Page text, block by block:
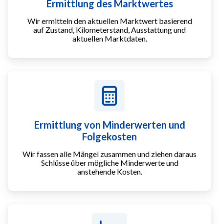
Ermittlung des Marktwertes
Wir ermitteln den aktuellen Marktwert basierend
auf Zustand, Kilometerstand, Ausstattung und
aktuellen Marktdaten.
Ermittlung von Minderwerten und
Folgekosten
Wir fassen alle Mängel zusammen und ziehen daraus
Schlüsse über mögliche Minderwerte und
anstehende Kosten.